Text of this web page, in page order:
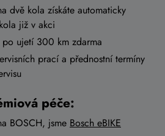
dvě kola získáte automaticky
již v akci
ujetí 300 km zdarma
prací a přednostní termíny
péče:
BOSCH, jsme Bosch eBIKE